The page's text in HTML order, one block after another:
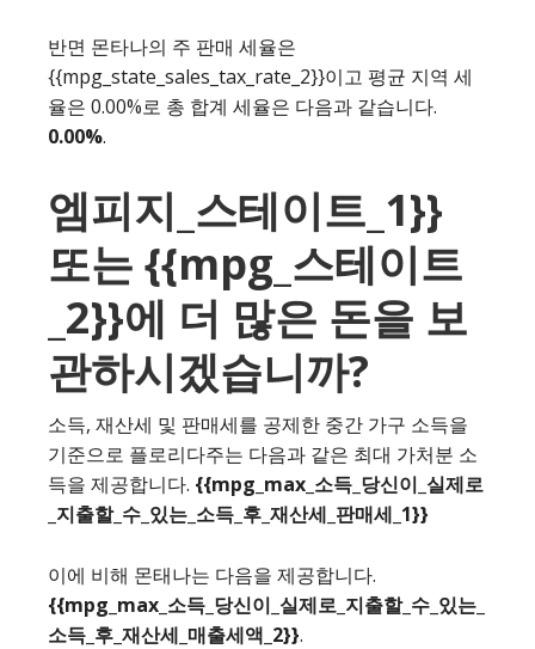
반면 몬타나의 주 판매 세율은
{{mpg_state_sales_tax_rate_2}}이고 평균 지역 세
율은 0.00%로 총 합계 세율은 다음과 같습니다.
0.00%.
엠피지_스테이트_1}}
또는 {{mpg_스테이트
_2}}에 더 많은 돈을 보
관하시겠습니까?
소득, 재산세 및 판매세를 공제한 중간 가구 소득을
기준으로 플로리다주는 다음과 같은 최대 가처분 소
득을 제공합니다. {{mpg_max_소득_당신이_실제로
_지출할_수_있는_소득_후_재산세_판매세_1}}
이에 비해 몬태나는 다음을 제공합니다.
{{mpg_max_소득_당신이_실제로_지출할_수_있는_
소득_후_재산세_매출세액_2}}.